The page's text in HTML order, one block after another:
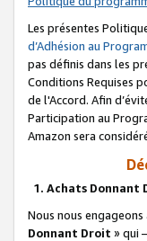
Les présentes
d’Adhésion au
pas définis dans les
Conditions Requises
de l'Accord. Afin
Participation au
Amazon sera
1. Achats
Nous nous
Donnant Droit » qui